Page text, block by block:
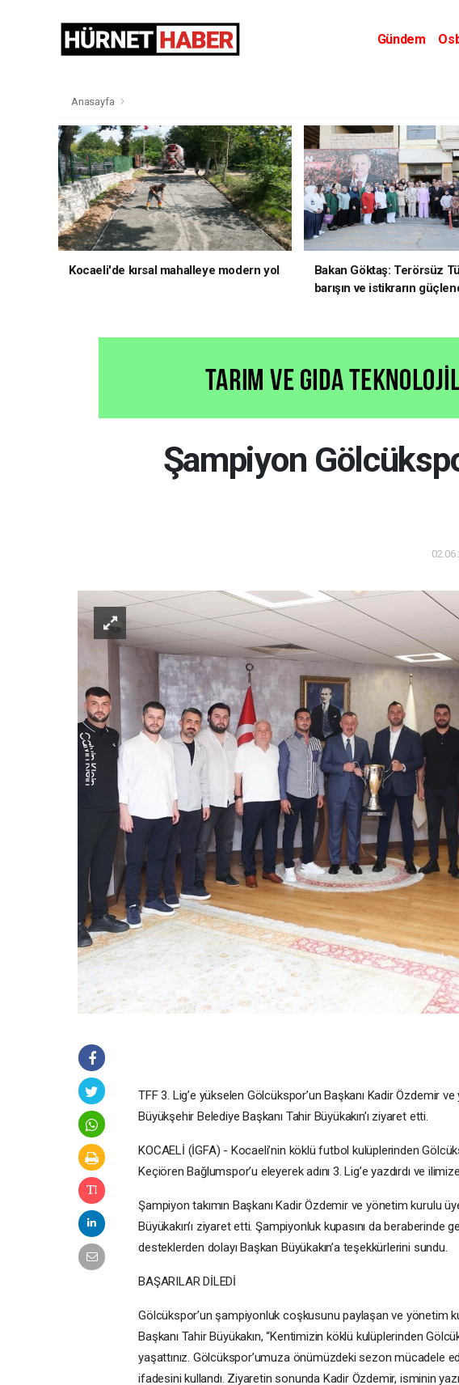
Gündem
Anasayfa
Kocaeli'de kırsal mahalleye modern yol
Bakan Göktaş: Terörsüz
barışın ve istikrarın
Şampiyon
TFF 3. Lig’e yükselen Gölcükspor’un Başkanı Kadir Özdemir
Büyükşehir Belediye Başkanı Tahir Büyükakın’ı ziyaret etti.
KOCAELİ (İGFA) - Kocaeli’nin köklü futbol kulüplerinden
Keçiören Bağlumspor’u eleyerek adını 3. Lig’e yazdırdı ve
Şampiyon takımın Başkanı Kadir Özdemir ve yönetim kurulu
Büyükakın’ı ziyaret etti. Şampiyonluk kupasını da
desteklerden dolayı Başkan Büyükakın’a teşekkürlerini sundu.
BAŞARILAR DİLEDİ
Gölcükspor’un şampiyonluk coşkusunu paylaşan ve yönetim
Başkanı Tahir Büyükakın, “Kentimizin köklü kulüplerinden
yaşattınız. Gölcükspor’umuza önümüzdeki sezon mücadele
ifadesini kullandı. Ziyaretin sonunda Kadir Özdemir, isminin